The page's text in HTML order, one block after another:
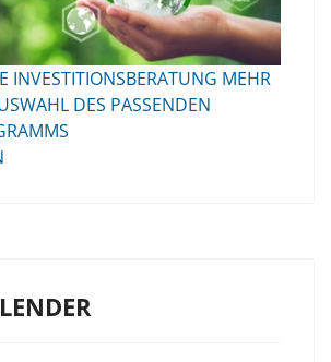
INVESTITIONSBERATUNG MEHR
DES PASSENDEN